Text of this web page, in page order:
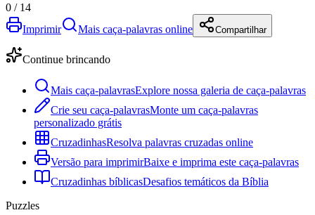
0 / 14
Imprimir
Mais caça-palavras online Compartilhar
Continue brincando
Mais caça-palavrasExplore nossa galeria de caça-palavras
Crie seu caça-palavrasMonte um caça-palavras
personalizado grátis
CruzadinhasResolva palavras cruzadas online
Versão para imprimirBaixe e imprima este caça-palavras
Cruzadinhas bíblicasDesafios temáticos da Bíblia
Puzzles